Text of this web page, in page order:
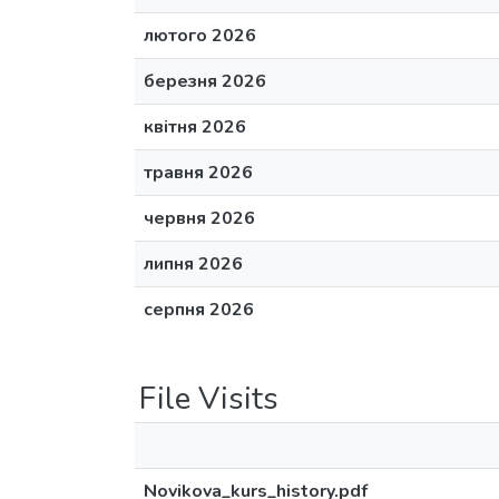
лютого 2026
березня 2026
квітня 2026
травня 2026
червня 2026
липня 2026
серпня 2026
File Visits
Novikova_kurs_history.pdf